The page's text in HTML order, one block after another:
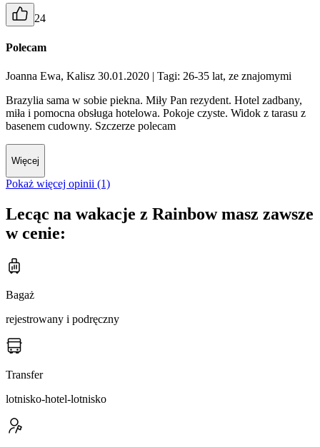
24
Polecam
Joanna Ewa, Kalisz 30.01.2020 | Tagi: 26-35 lat, ze znajomymi
Brazylia sama w sobie piekna. Miły Pan rezydent. Hotel zadbany,
miła i pomocna obsługa hotelowa. Pokoje czyste. Widok z tarasu z
basenem cudowny. Szczerze polecam
Więcej
Pokaż więcej opinii (1)
Lecąc na wakacje z Rainbow masz zawsze
w cenie:
Bagaż
rejestrowany i podręczny
Transfer
lotnisko-hotel-lotnisko